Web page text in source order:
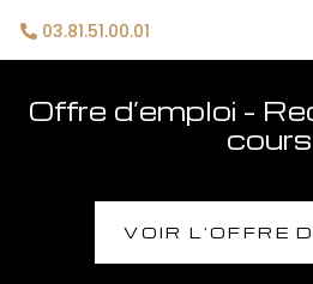
03.81.51.00.01
Offre d’emploi –
cours
VOIR L'OFFRE